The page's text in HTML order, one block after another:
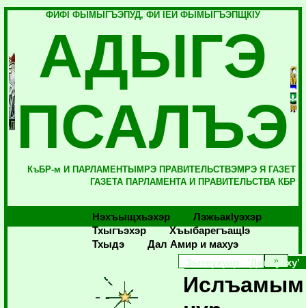
ФИФI ФЫМЫГЪЭПУД, ФИ IЕЙ ФЫМЫГЪЭПЩКIУ
АДЫГЭ
ПСАЛЪЭ
КъБР-м И ПАРЛАМЕНТЫМРЭ ПРАВИТЕЛЬСТВЭМРЭ Я ГАЗЕТ
ГАЗЕТА ПАРЛАМЕНТА И ПРАВИТЕЛЬСТВА КБР
Нэхъыщхьэхэр
Лэжьакlуэхэр
Тхыгъэхэр
Хъыбарегъащlэ
Тхыдэ
Дал Амир и махуэ
Зытеухуар 'Дин Iуэху'